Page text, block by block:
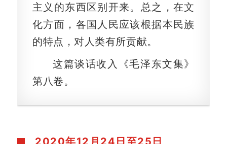
主义的东西区别开来。总之，在文
化方面，各国人民应该根据本民族
的特点，对人类有所贡献。
这篇谈话收入《毛泽东文集》
第八卷。
2020年12月24日至25日